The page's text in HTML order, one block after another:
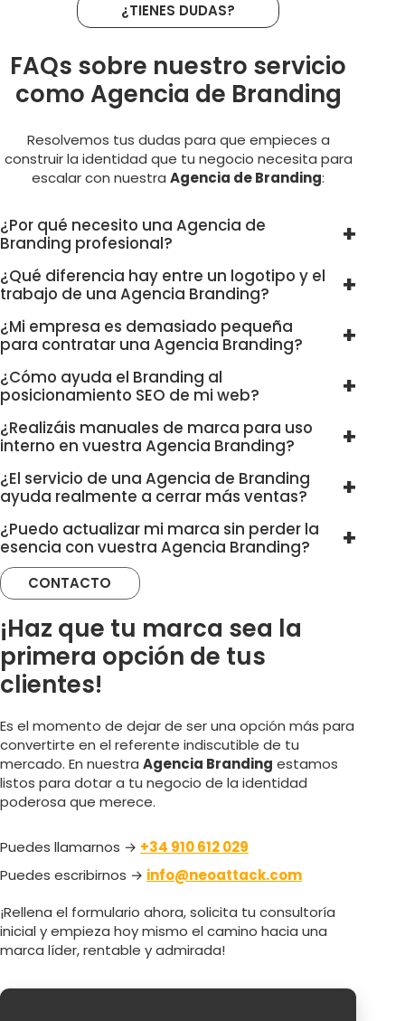
¿TIENES DUDAS?
FAQs sobre nuestro servicio
como Agencia de Branding
Resolvemos tus dudas para que empieces a
construir la identidad que tu negocio necesita para
escalar con nuestraAgencia de Branding:
¿Por qué necesito una Agencia de
Branding profesional?
¿Qué diferencia hay entre un logotipo y el
trabajo de una Agencia Branding?
¿Mi empresa es demasiado pequeña
para contratar una Agencia Branding?
¿Cómo ayuda el Branding al
posicionamiento SEO de mi web?
¿Realizáis manuales de marca para uso
interno en vuestra Agencia Branding?
¿El servicio de una Agencia de Branding
ayuda realmente a cerrar más ventas?
¿Puedo actualizar mi marca sin perder la
esencia con vuestra Agencia Branding?
CONTACTO
¡Haz que tu marca sea la
primera opción de tus
clientes!
Es el momento de dejar de ser una opción más para
convertirte en el referente indiscutible de tu
mercado. En nuestra Agencia Branding estamos
listos para dotar a tu negocio de la identidad
poderosa que merece.
Puedes llamarnos → +34 910 612 029
Puedes escribirnos → info@neoattack.com
¡Rellena el formulario ahora, solicita tu consultoría
inicial y empieza hoy mismo el camino hacia una
marca líder, rentable y admirada!